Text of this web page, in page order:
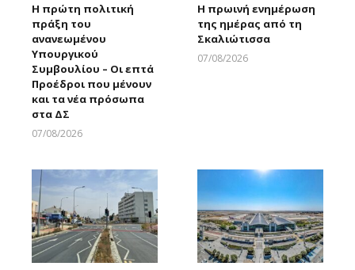
Η πρώτη πολιτική
πράξη του
ανανεωμένου
Υπουργικού
Συμβουλίου – Οι επτά
Προέδροι που μένουν
και τα νέα πρόσωπα
στα ΔΣ
07/08/2026
Η πρωινή ενημέρωση
της ημέρας από τη
Σκαλιώτισσα
07/08/2026